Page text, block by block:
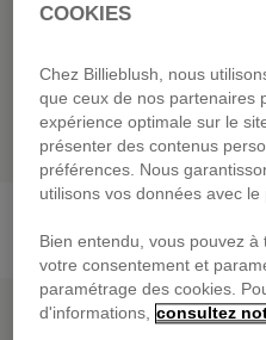
Pantalon En Denim
PRIX DOUX
COOKIES
Chez Billieblush, nous
que ceux de nos partenaires
expérience optimale sur le
présenter des contenus
préférences. Nous
utilisons vos données avec
Bien entendu, vous pouvez
votre consentement et
paramétrage des cookies.
d'informations, consultez